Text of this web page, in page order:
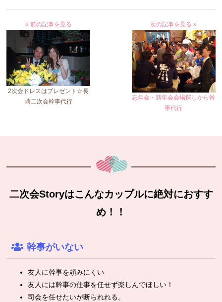
« 前の記事を見る
2次会ドレスはプレゼント☆長
崎二次会幹事代行
次の記事を見る »
忘年会・新年会会場探しから幹
事代行
二次会Storyはこんなカップルに絶対におすす
め！！
幹事がいない
友人に幹事を頼みにくい
友人には幹事の仕事を任せず楽しんでほしい！
司会を任せたいが断られれる。